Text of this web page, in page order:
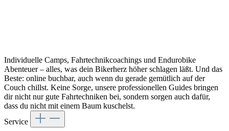
Individuelle Camps, Fahrtechnikcoachings und Endurobike
Abenteuer – alles, was dein Bikerherz höher schlagen läßt. Und das
Beste: online buchbar, auch wenn du gerade gemütlich auf der
Couch chillst. Keine Sorge, unsere professionellen Guides bringen
dir nicht nur gute Fahrtechniken bei, sondern sorgen auch dafür,
dass du nicht mit einem Baum kuschelst.
Service